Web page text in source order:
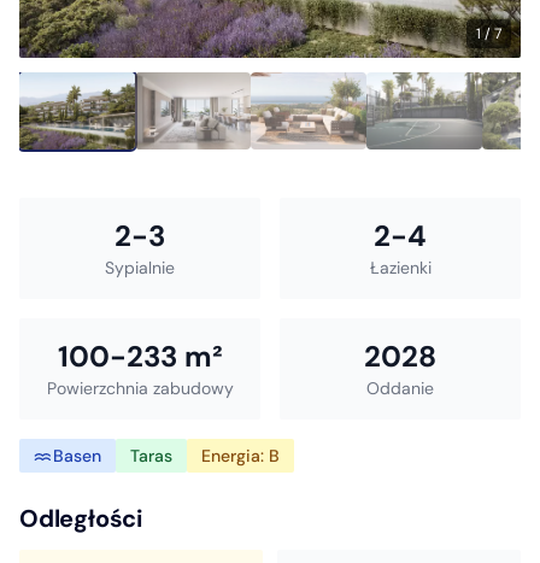
1 / 7
2-3
Sypialnie
2-4
Łazienki
100-233 m²
Powierzchnia zabudowy
2028
Oddanie
Basen Taras Energia: B
Odległości